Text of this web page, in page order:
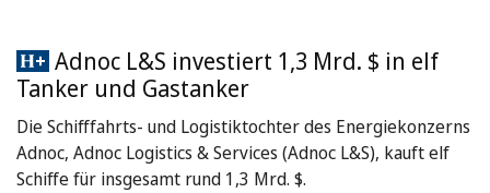
Adnoc L&S investiert 1,3 Mrd. $ in elf
Tanker und Gastanker
Die Schifffahrts- und Logistiktochter des Energiekonzerns
Adnoc, Adnoc Logistics & Services (Adnoc L&S), kauft elf
Schiffe für insgesamt rund 1,3 Mrd. $.